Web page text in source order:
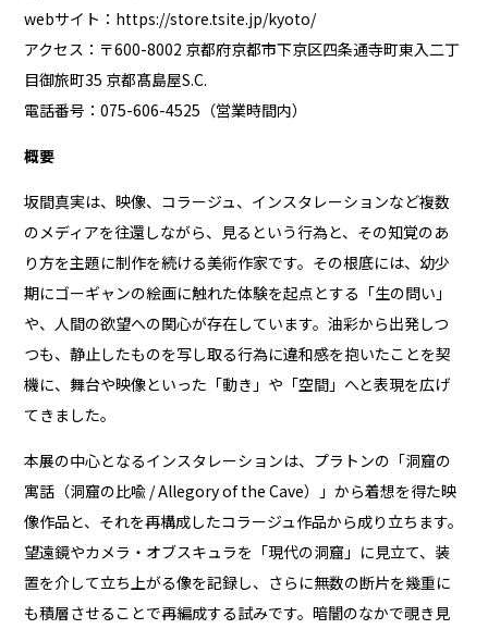
webサイト： https://store.tsite.jp/kyoto/
アクセス：〒600-8002 京都府京都市下京区四条通寺町東⼊⼆丁
⽬御旅町35 京都髙島屋S.C.
電話番号：075-606-4525（営業時間内）
概要
坂間真実は、映像、コラージュ、インスタレーションなど複数
のメディアを往還しながら、見るという行為と、その知覚のあ
り方を主題に制作を続ける美術作家です。その根底には、幼少
期にゴーギャンの絵画に触れた体験を起点とする「生の問い」
や、人間の欲望への関心が存在しています。油彩から出発しつ
つも、静止したものを写し取る行為に違和感を抱いたことを契
機に、舞台や映像といった「動き」や「空間」へと表現を広げ
てきました。
本展の中心となるインスタレーションは、プラトンの「洞窟の
寓話（洞窟の比喩 / Allegory of the Cave）」から着想を得た映
像作品と、それを再構成したコラージュ作品から成り立ちます。
望遠鏡やカメラ・オブスキュラを「現代の洞窟」に見立て、装
置を介して立ち上がる像を記録し、さらに無数の断片を幾重に
も積層させることで再編成する試みです。暗闇のなかで覗き見